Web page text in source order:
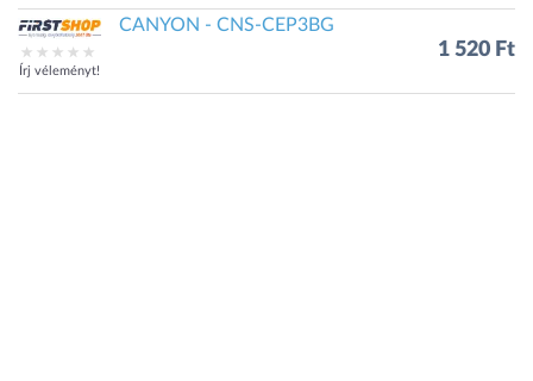
Írj véleményt!
CANYON - CNS-CEP3BG
1 520 Ft